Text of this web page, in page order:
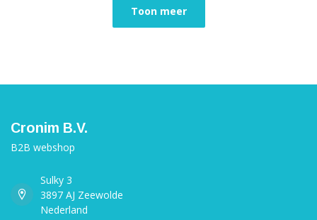
Toon meer
Cronim B.V.
B2B webshop
Sulky 3
3897 AJ Zeewolde
Nederland